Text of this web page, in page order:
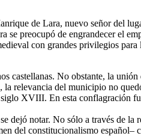
de Lara, nuevo señor del
preocupó de engrandecer el
con grandes privilegios para
castellanas. No obstante, la
la relevancia del municipio no
XVIII. En esta conflagración
notar. No sólo a través de la
del constitucionalismo español–